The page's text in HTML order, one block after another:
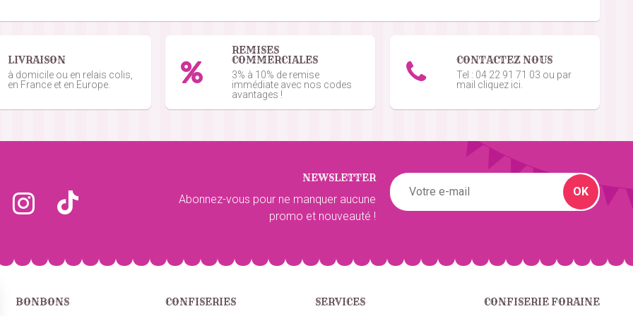
du 10/06/2026
/5
05/06/2026
du 05/06/2026
5
du 18/05/2026
5
LIVRAISON
à domicile ou en relais colis,
en France et en Europe.
REMISES
COMMERCIALES
3% à 10% de remise
immédiate avec nos codes
avantages !
CONTACTEZ NOUS
Tel : 04 22 91 71 03 ou par
mail cliquez ici.
NEWSLETTER
Abonnez-vous pour ne manquer aucune
promo et nouveauté !
OK
BONBONS CONFISERIES SERVICES CONFISERIE FORAINE